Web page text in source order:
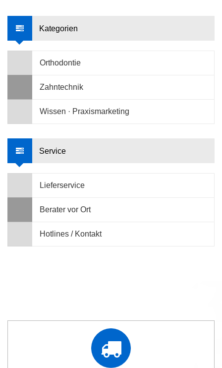
Kategorien
Orthodontie
Zahntechnik
Wissen · Praxismarketing
Service
Lieferservice
Berater vor Ort
Hotlines / Kontakt